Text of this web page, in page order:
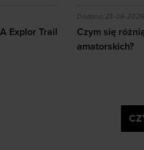
od amatorskich?
od
Prezent dla
Dodano:18-06-2026
Prezent dla
pomysły na